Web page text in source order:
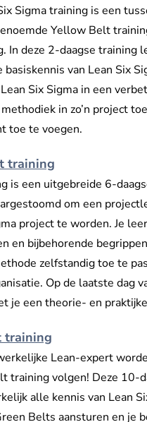
Sigma training is een
Yellow Belt
In deze 2-daagse training
van Lean Six
Six Sigma in een
in zo’n project
toe te voegen.
training
is een uitgebreide 6-
om een
project te worden. Je
en bijbehorende
zelfstandig toe te
Op de laatste dag
je een theorie- en
training
Lean-expert
training volgen! Deze 10-
alle kennis van Lean
Belts aansturen en je